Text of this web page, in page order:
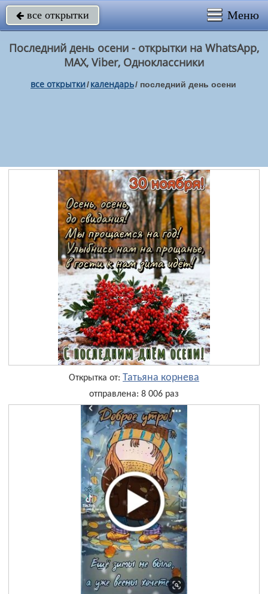
 все открытки Меню
Последний день осени - открытки на WhatsApp,
MAX, Viber, Одноклассники
все открытки/календарь/ последний день осени
Открытка от: Татьяна корнева
отправлена: 8 006 раз